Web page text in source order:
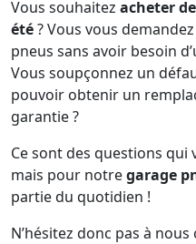
Vous souhaitez acheter
été? Vous vous
pneus sans avoir besoin
Vous soupçonnez un
pouvoir obtenir un
garantie ?
Ce sont des questions
mais pour notregarage
partie du quotidien !
N’hésitez donc pas à